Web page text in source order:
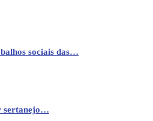
sociais das…
sertanejo…